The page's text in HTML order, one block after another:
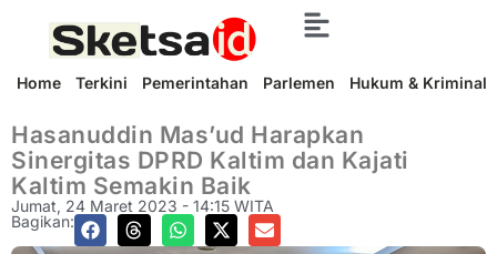
Home Terkini Pemerintahan Parlemen Hukum & Kriminal
Hasanuddin Mas’ud Harapkan
Sinergitas DPRD Kaltim dan Kajati
Kaltim Semakin Baik
Jumat, 24 Maret 2023 - 14:15 WITA
Bagikan: